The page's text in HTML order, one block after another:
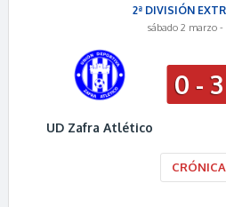
2ª DIVISIÓN
sábado 2 marzo
UD Zafra Atlético
0 - 3
CRÓNICA